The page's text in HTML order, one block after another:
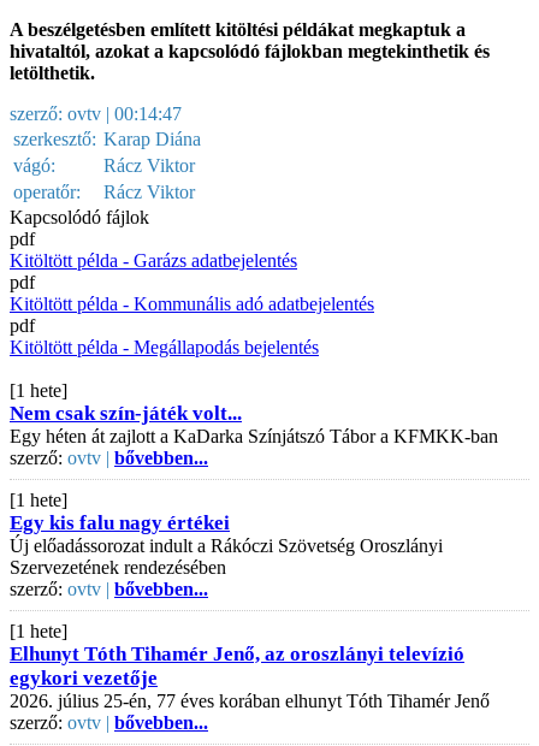
A beszélgetésben említett kitöltési példákat megkaptuk a
hivataltól, azokat a kapcsolódó fájlokban megtekinthetik és
letölthetik.
szerző: ovtv | 00:14:47
szerkesztő: Karap Diána
vágó:
Rácz Viktor
operatőr:
Rácz Viktor
Kapcsolódó fájlok
pdf
Kitöltött példa - Garázs adatbejelentés
pdf
Kitöltött példa - Kommunális adó adatbejelentés
pdf
Kitöltött példa - Megállapodás bejelentés
[1 hete]
Nem csak szín-játék volt...
Egy héten át zajlott a KaDarka Színjátszó Tábor a KFMKK-ban
szerző: ovtv | bővebben...
[1 hete]
Egy kis falu nagy értékei
Új előadássorozat indult a Rákóczi Szövetség Oroszlányi
Szervezetének rendezésében
szerző: ovtv | bővebben...
[1 hete]
Elhunyt Tóth Tihamér Jenő, az oroszlányi televízió
egykori vezetője
2026. július 25-én, 77 éves korában elhunyt Tóth Tihamér Jenő
szerző: ovtv | bővebben...